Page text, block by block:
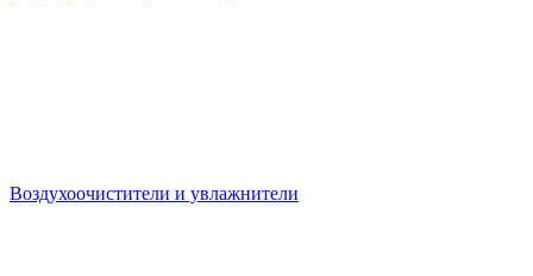
Воздухоочистители и увлажнители